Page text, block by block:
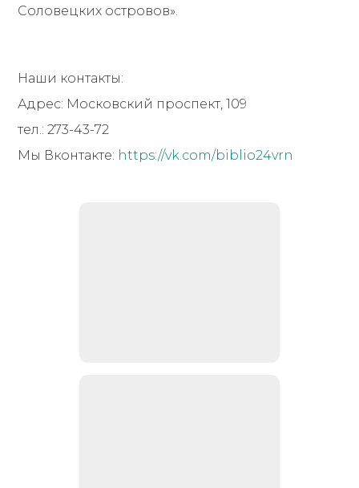
Соловецких островов».
Наши контакты:
Адрес: Московский проспект, 109
тел.: 273-43-72
Мы Вконтакте: https://vk.com/biblio24vrn